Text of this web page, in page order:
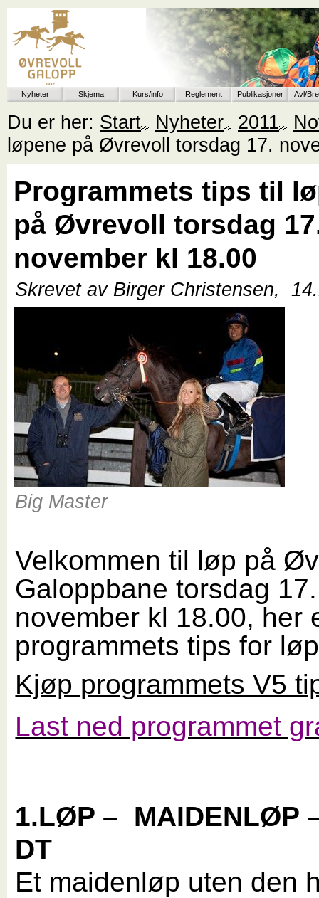
Nyheter Skjema Kurs/info Reglement Publikasjoner Avl/
Du er her: Start Nyheter 2011
løpene på Øvrevoll torsdag 17.
Programmets tips til
på Øvrevoll torsdag
november kl 18.00
Skrevet av Birger Christensen,
Big Master
Velkommen til løp på
Galoppbane torsdag 17.
november kl 18.00, her
programmets tips for
Kjøp programmets V5
Last ned programmet
1.LØP – MAIDENLØP
DT
Et maidenløp uten den